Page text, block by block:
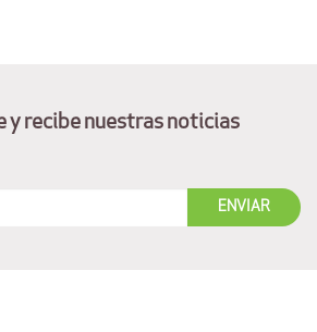
y recibe nuestras noticias